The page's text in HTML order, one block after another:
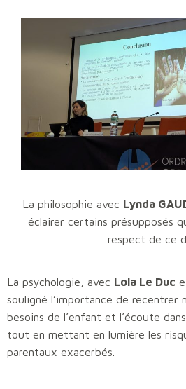
La philosophie avec Lynda
éclairer certains présupposés
respect de ce
La psychologie, avec Lola Le Duc
souligné l’importance de
besoins de l’enfant et l’écoute
tout en mettant en lumière les
parentaux exacerbés.